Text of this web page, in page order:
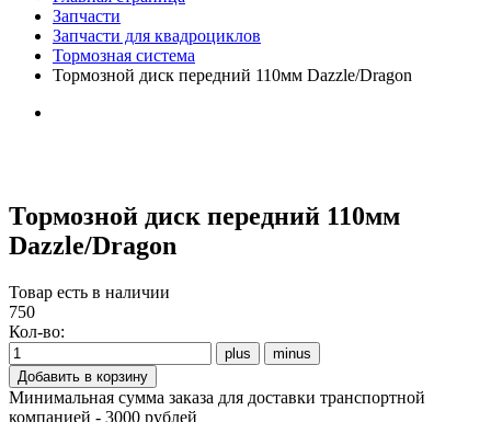
Запчасти
Запчасти для квадроциклов
Тормозная система
Тормозной диск передний 110мм Dazzle/Dragon
Тормозной диск передний 110мм
Dazzle/Dragon
Товар есть в наличии
750
Кол-во:
Минимальная сумма заказа для доставки транспортной
компанией - 3000 рублей